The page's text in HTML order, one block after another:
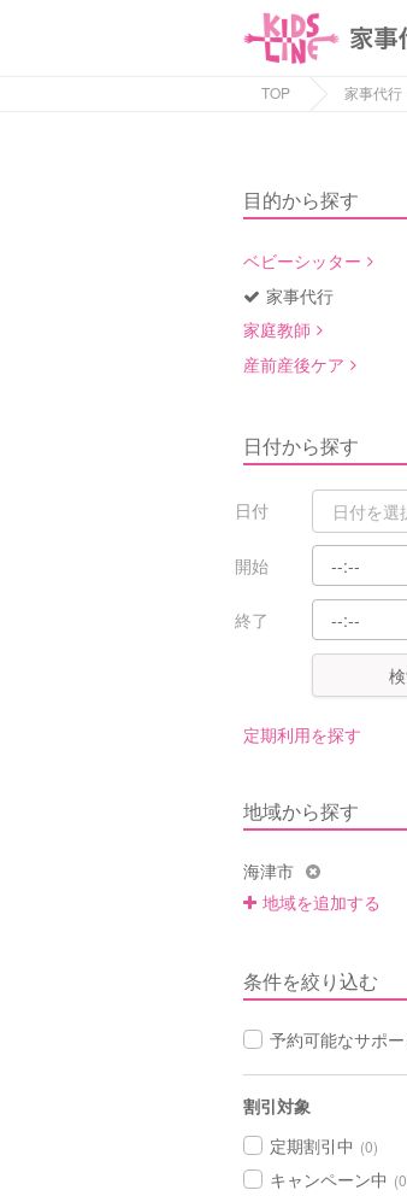
TOP 家事代行
目的から探す
ベビーシッター
家事代行
家庭教師
産前産後ケア
日付から探す
日付
開始
終了
定期利用を探す
地域から探す
海津市
地域を追加する
条件を絞り込む
予約可能なサポ
割引対象
定期割引中 (0)
キャンペーン中